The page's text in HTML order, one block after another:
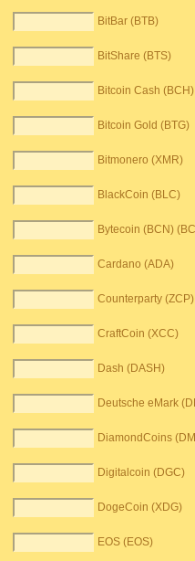
BitBar (BTB)
BitShare (BTS)
Bitcoin Cash (BCH)
Bitcoin Gold (BTG)
Bitmonero (XMR)
BlackCoin (BLC)
Bytecoin (BCN)
Cardano (ADA)
Counterparty (ZCP)
CraftCoin (XCC)
Dash (DASH)
Deutsche eMark
DiamondCoins
Digitalcoin (DGC)
DogeCoin (XDG)
EOS (EOS)